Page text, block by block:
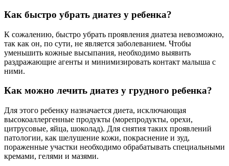
Как быстро убрать диатез у ребенка?
К сожалению, быстро убрать проявления диатеза невозможно,
так как он, по сути, не является заболеванием. Чтобы
уменьшить кожные высыпания, необходимо выявить
раздражающие агенты и минимизировать контакт малыша с
ними.
Как можно лечить диатез у грудного ребенка?
Для этого ребенку назначается диета, исключающая
высокоаллергенные продукты (морепродукты, орехи,
цитрусовые, яйца, шоколад). Для снятия таких проявлений
патологии, как шелушение кожи, покраснение и зуд,
пораженные участки необходимо обрабатывать специальными
кремами, гелями и мазями.